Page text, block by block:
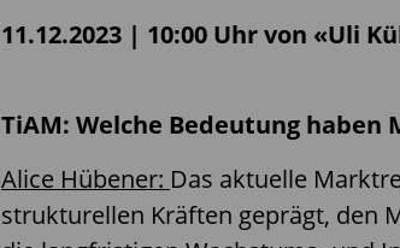
11.12.2023 | 10:00 Uhr von «Uli
TiAM: Welche Bedeutung
Alice Hübener: Das aktuelle
strukturellen Kräften geprägt, den